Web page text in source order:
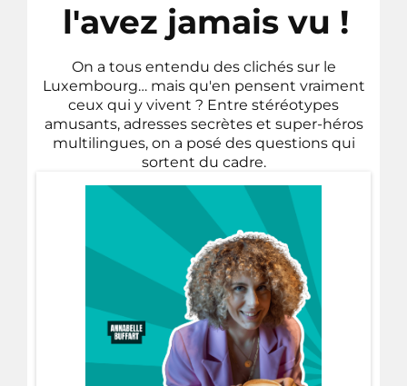
l'avez jamais vu !
On a tous entendu des clichés sur le
Luxembourg… mais qu'en pensent vraiment
ceux qui y vivent ? Entre stéréotypes
amusants, adresses secrètes et super-héros
multilingues, on a posé des questions qui
sortent du cadre.